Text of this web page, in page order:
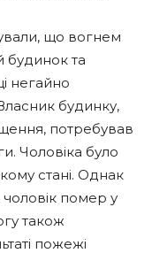
що вогнем
будинок та
негайно
будинку,
потребував
Чоловіка було
стані. Однак
чоловік помер у
також
пожежі